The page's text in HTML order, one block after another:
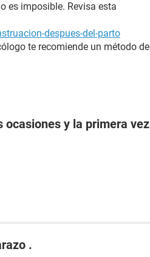
es imposible. Revisa esta
despues-del-parto
te recomiende un método de
ocasiones y la primera vez
.